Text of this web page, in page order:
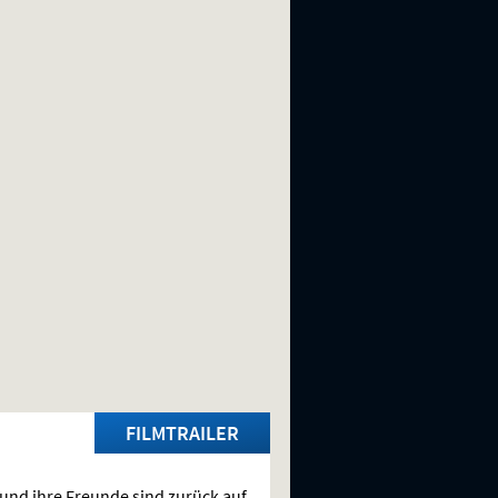
FILMTRAILER